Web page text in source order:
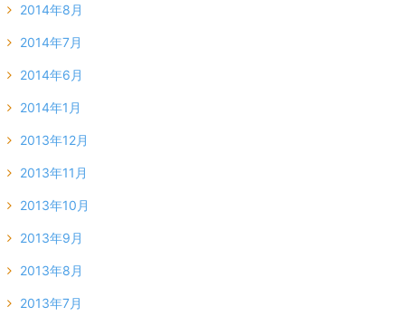
2014年8月
2014年7月
2014年6月
2014年1月
2013年12月
2013年11月
2013年10月
2013年9月
2013年8月
2013年7月